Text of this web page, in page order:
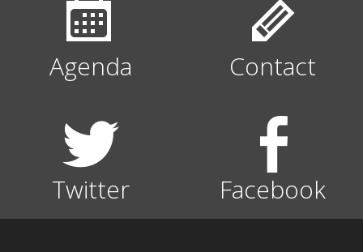
Agenda Contact
Twitter Facebook